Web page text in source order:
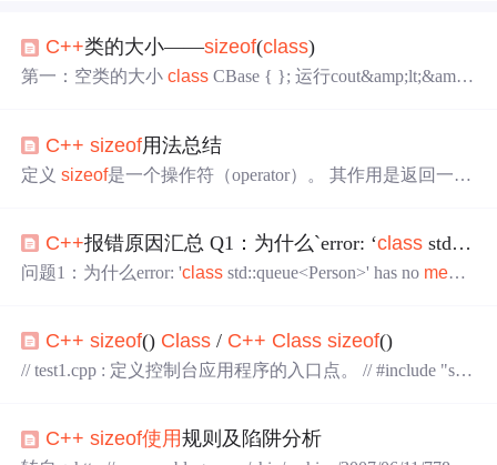
C++类的大小——sizeof(class)
第一：空类的大小class CBase { }; 运行cout&amp;lt;&amp;l
么都没有是1呢？ 先了解一个概念：类的实例化，所谓类
的实例化就是在内存中分配一块地址，每个实例在内存中
C++ sizeof用法总结
定义sizeof是一个操作符（operator）。 其作用是返回一个
计算。 语法sizeof有三种语法形式：sizeof
(type_name); //
sizeof (类型)sizeof (object); //sizeof(对象)sizeof
C++报错原因汇总 Q1：为什么`error: ‘class std::queue＜Person＞‘ has no
问题1：为什么error: 'class std::queue<Person>' has no memb
ss
Person { public: Person():m_name("null"), m_age
C++ sizeof() Class / C++ Class sizeof()
// test1.cpp : 定义控制台应用程序的入口点。 // #include "std
{ cout<<"print
C++ sizeof使用规则及陷阱分析